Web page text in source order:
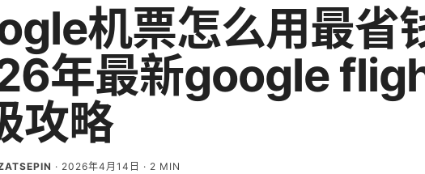
机票怎么用最省
年最新google
攻略
· 2026年4月14日 · 2 MIN